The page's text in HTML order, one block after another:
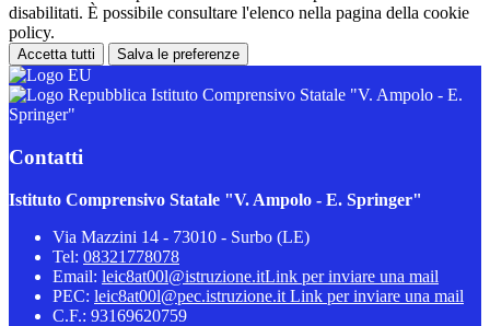
disabilitati. È possibile consultare l'elenco nella pagina della cookie
policy.
Accetta tutti Salva le preferenze
Istituto Comprensivo Statale "V. Ampolo - E.
Springer"
Contatti
Istituto Comprensivo Statale "V. Ampolo - E. Springer"
Via Mazzini 14 - 73010 - Surbo (LE)
Tel: 08321778078
Email: leic8at00l@istruzione.itLink per inviare una mail
PEC: leic8at00l@pec.istruzione.it Link per inviare una mail
C.F.: 93169620759